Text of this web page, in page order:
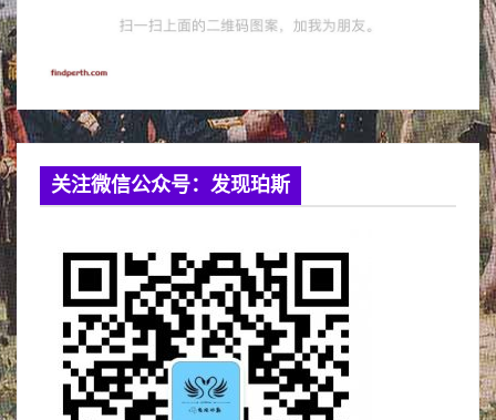
关注微信公众号：发现珀斯